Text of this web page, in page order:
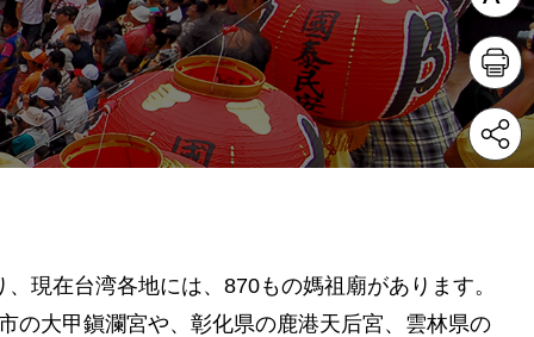
現在台湾各地には、870もの媽祖廟があります。
の大甲鎭瀾宮や、彰化県の鹿港天后宮、雲林県の